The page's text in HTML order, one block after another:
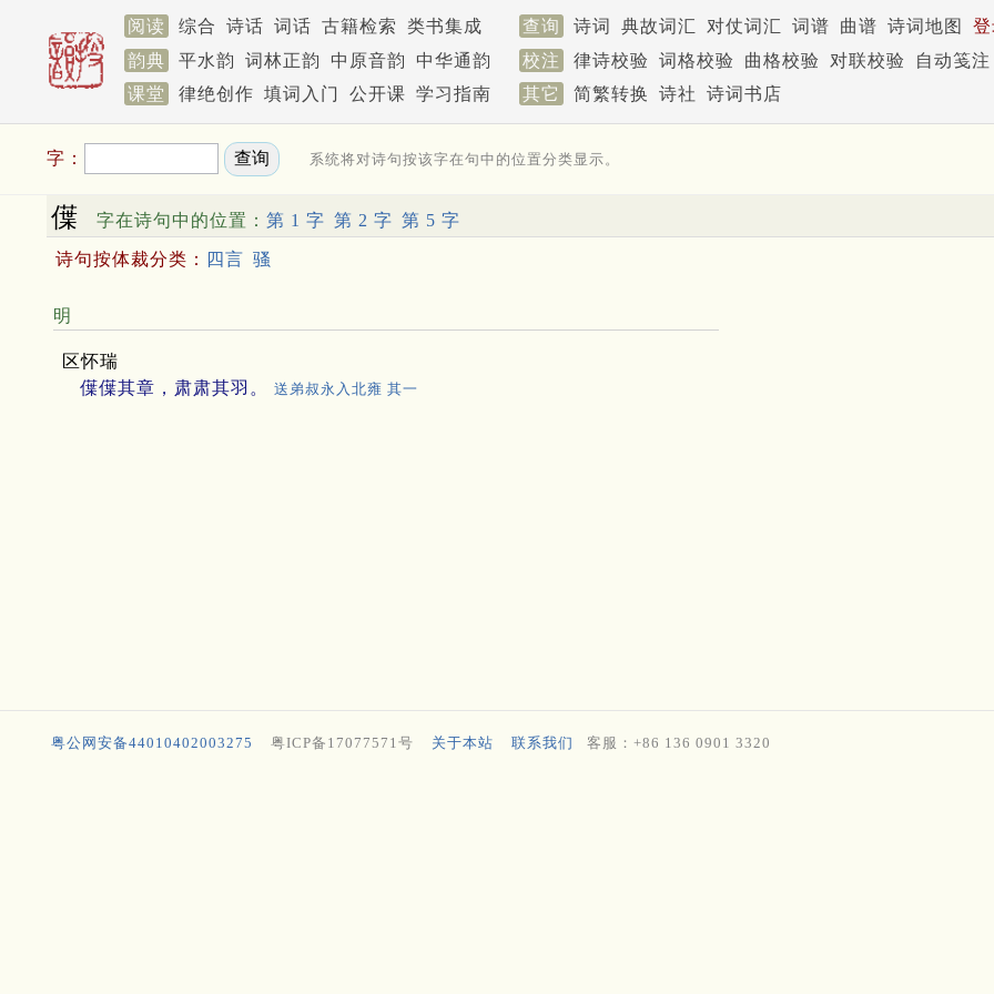
阅读 综合 诗话 词话 古籍检索 类书集成 查询 诗词 典故词汇 对仗词汇 词谱 曲谱 诗词地图
韵典
平水韵 词林正韵 中原音韵 中华通韵 校注 律诗校验 词格校验 曲格校验 对联校验
自动笺注
课堂
律绝创作 填词入门 公开课 学习指南 其它 简繁转换 诗社 诗词书店
字： 系统将对诗句按该字在句中的位置分类显示。
僷 字在诗句中的位置： 第 1 字 第 2 字 第 5 字
诗句按体裁分类： 四言 骚
明
区怀瑞
僷僷其章，肃肃其羽。
送弟叔永入北雍 其一
粤公网安备44010402003275 粤ICP备17077571号 关于本站 联系我们 客服：+86 136 0901 3320